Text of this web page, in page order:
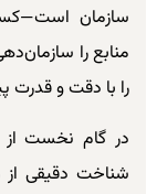
سازمان
منابع را
را با دقت و قدرت
در گام نخست
شناخت دقیقی از